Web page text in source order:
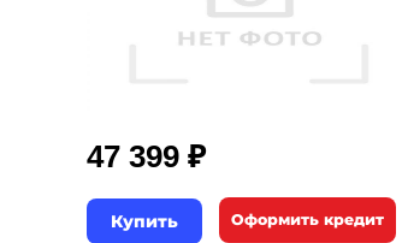
47 399 ₽
Купить Оформить кредит